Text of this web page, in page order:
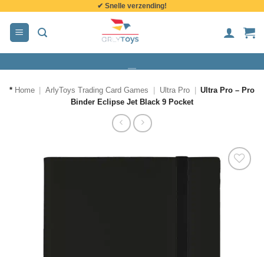
inhoud
✔ Snelle verzending!
* Home ArlyToys Trading Card Games Ultra Pro
Ultra Pro – Pro
Binder Eclipse Jet Black 9 Pocket